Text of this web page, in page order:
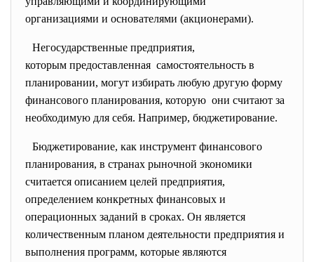
организациями и основателями (акционерами).
Негосударственные предприятия,
которым предоставленная самостоятельность в
планировании, могут избирать любую другую форму
финансового планирования, которую они считают за
необходимую для себя. Например, бюджетирование.
Бюджетирование, как инструмент финансового
планирования, в странах рыночной экономики
считается описанием целей предприятия,
определением конкретных финансовых и
операционных заданий в сроках. Он является
количественным планом деятельности предприятия и
выполнения программ, которые являются